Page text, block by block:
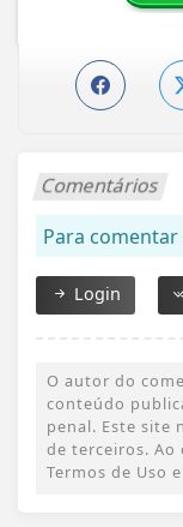
Comentários
Para
Login
O autor do
conteúdo
penal. Este site
de terceiros. Ao
Termos de Uso